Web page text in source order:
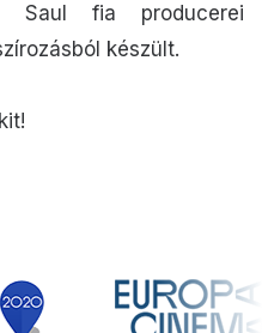
Saul fia producerei
készült.